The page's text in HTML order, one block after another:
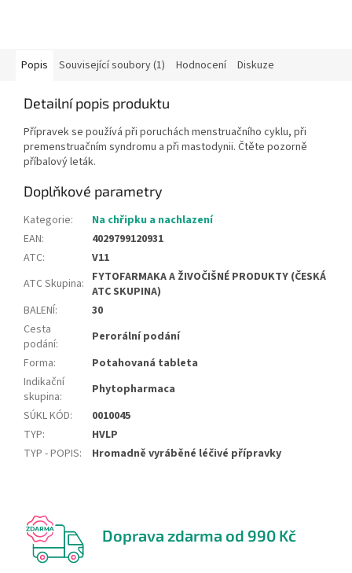
Popis Související soubory (1) Hodnocení Diskuze
Detailní popis produktu
Přípravek se používá při poruchách menstruačního cyklu, při
premenstruačním syndromu a při mastodynii. Čtěte pozorně
příbalový leták.
Doplňkové parametry
Kategorie:
Na chřipku a nachlazení
EAN:
4029799120931
ATC:
V11
ATC Skupina: FYTOFARMAKA A ŽIVOČIŠNÉ PRODUKTY (ČESKÁ
ATC SKUPINA)
BALENÍ:
30
Cesta
podání:
Perorální podání
Forma:
Potahovaná tableta
Indikační
skupina:
Phytopharmaca
SÚKL KÓD:
0010045
TYP:
HVLP
TYP - POPIS: Hromadně vyráběné léčivé přípravky
Doprava zdarma od 990 Kč